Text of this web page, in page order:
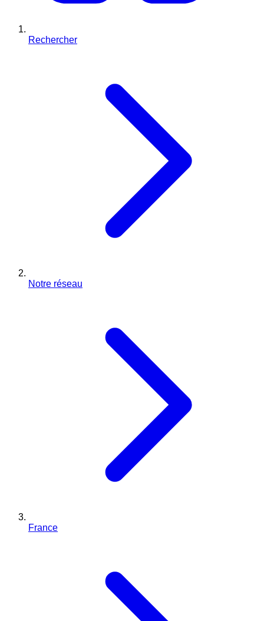
Rechercher
Notre réseau
France